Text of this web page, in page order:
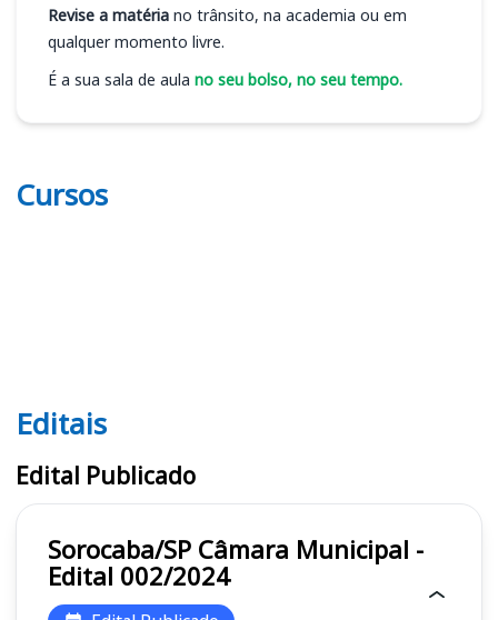
Revise a matéria no trânsito, na academia ou em
qualquer momento livre.
É a sua sala de aula no seu bolso, no seu tempo.
Cursos
Editais
Editais
Edital Publicado
Sorocaba/SP Câmara Municipal -
Edital 002/2024